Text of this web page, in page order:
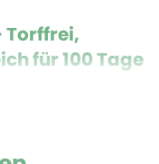
Torffrei,
für 100 Tage